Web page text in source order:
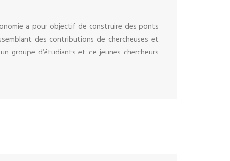
a pour objectif de construire des ponts
des contributions de chercheuses et
groupe d’étudiants et de jeunes chercheurs